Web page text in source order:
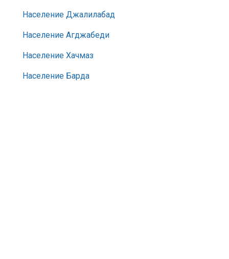
Население Джалилабад
Население Агджабеди
Население Хачмаз
Население Барда